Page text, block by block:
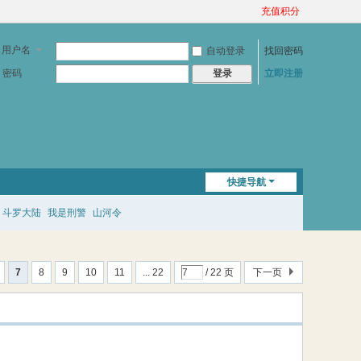
充值积分
用户名 自动登录
找回密码
密码
登录 立即注册
快捷导航
斗罗大陆 我是刑警 山河令
7 8 9 10 11 ... 22 / 22 页 下一页